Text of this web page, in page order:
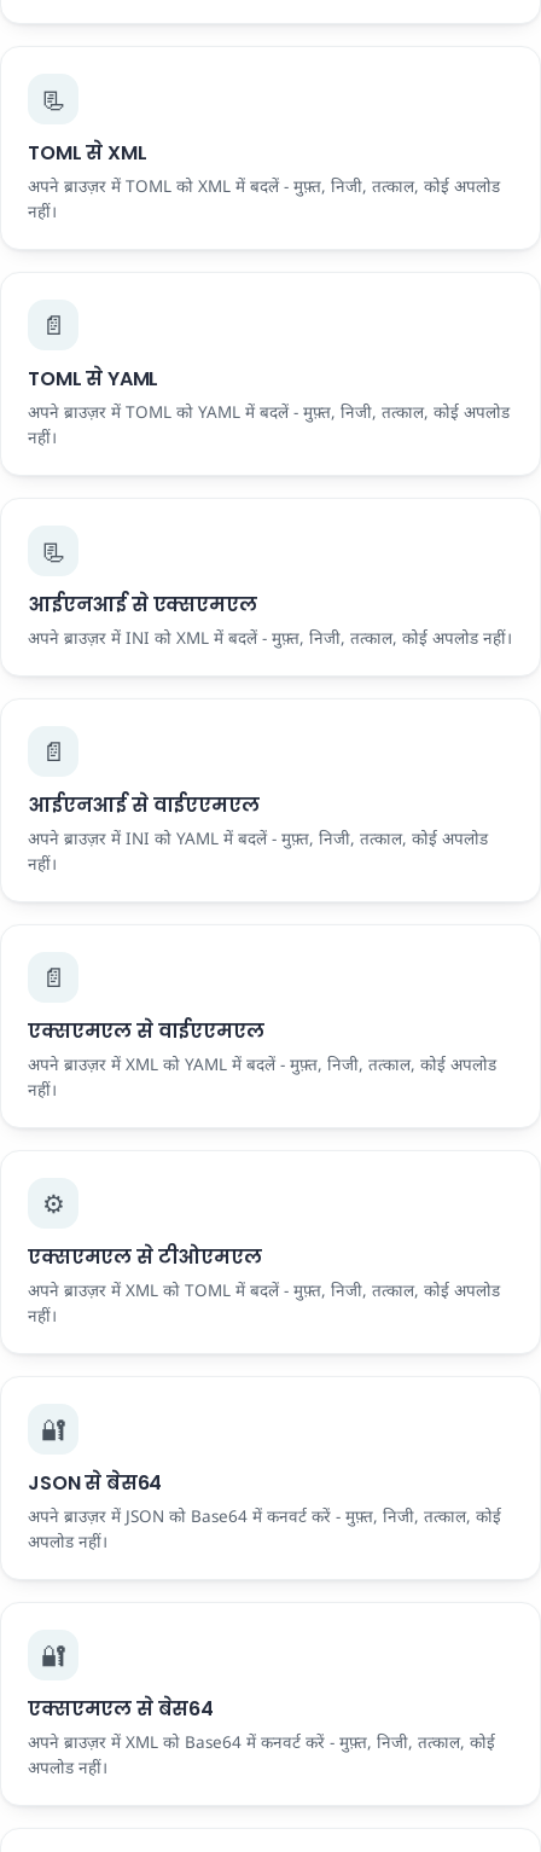
📃
TOML से XML
अपने ब्राउज़र में TOML को XML में बदलें - मुफ़्त, निजी, तत्काल, कोई अपलोड
नहीं।
📄
TOML से YAML
अपने ब्राउज़र में TOML को YAML में बदलें - मुफ़्त, निजी, तत्काल, कोई अपलोड
नहीं।
📃
आईएनआई से एक्सएमएल
अपने ब्राउज़र में INI को XML में बदलें - मुफ़्त, निजी, तत्काल, कोई अपलोड नहीं।
📄
आईएनआई से वाईएएमएल
अपने ब्राउज़र में INI को YAML में बदलें - मुफ़्त, निजी, तत्काल, कोई अपलोड
नहीं।
📄
एक्सएमएल से वाईएएमएल
अपने ब्राउज़र में XML को YAML में बदलें - मुफ़्त, निजी, तत्काल, कोई अपलोड
नहीं।
⚙️
एक्सएमएल से टीओएमएल
अपने ब्राउज़र में XML को TOML में बदलें - मुफ़्त, निजी, तत्काल, कोई अपलोड
नहीं।
🔐
JSON से बेस64
अपने ब्राउज़र में JSON को Base64 में कनवर्ट करें - मुफ़्त, निजी, तत्काल, कोई
अपलोड नहीं।
🔐
एक्सएमएल से बेस64
अपने ब्राउज़र में XML को Base64 में कनवर्ट करें - मुफ़्त, निजी, तत्काल, कोई
अपलोड नहीं।